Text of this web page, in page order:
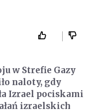
w Strefie Gazy
naloty, gdy
Izrael pociskami
izraelskich